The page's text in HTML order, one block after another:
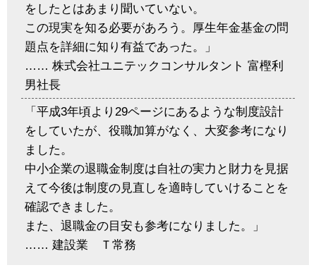
をしたとはあまり聞いていない。
この現実を知る必要があろう。厚生年金基金の問
題点を詳細に知り有益であった。」
…… 株式会社ユニテックコンサルタント 富樫利
男社長
「平成3年頃より29ページにあるような制度設計
をしていたが、役職加算がなく、大変参考になり
ました。
中小企業の退職金制度は自社の実力と財力を見据
えて今後は制度の見直しを適時していけることを
確認できました。
また、退職金の目安も参考になりました。」
…… 建設業 Ｔ常務